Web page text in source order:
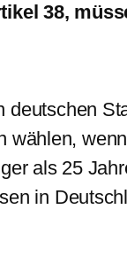
38,
deutschen
wählen,
als 25
in